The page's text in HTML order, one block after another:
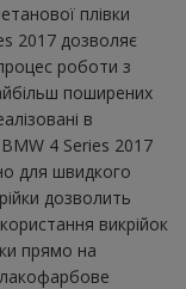
плівки
2017 дозволяє
роботи з
поширених
в
4 Series 2017
для швидкого
дозволить
викрійок
прямо на